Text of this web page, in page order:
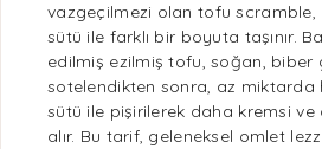
vazgeçilmezi olan tofu scramble,
sütü ile farklı bir boyuta taşınır.
edilmiş ezilmiş tofu, soğan, biber
sotelendikten sonra, az miktarda
sütü ile pişirilerek daha kremsi ve
alır. Bu tarif, geleneksel omlet